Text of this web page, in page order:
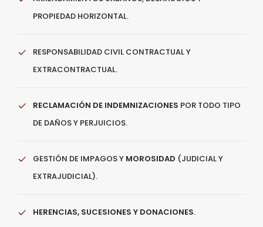
PROPIEDAD HORIZONTAL.
RESPONSABILIDAD CIVIL CONTRACTUAL Y
EXTRACONTRACTUAL.
RECLAMACIÓN DE INDEMNIZACIONES POR TODO TIPO
DE DAÑOS Y PERJUICIOS.
GESTIÓN DE IMPAGOS Y MOROSIDAD (JUDICIAL Y
EXTRAJUDICIAL).
HERENCIAS, SUCESIONES Y DONACIONES.